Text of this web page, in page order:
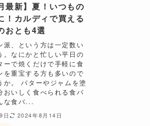
最新】夏！いつもの
！カルディで買える
おとも4選
派、という方は一定数い
。なにかと忙しい平日の
ーで焼くだけで手軽に食
を重宝する方も多いので
か。 バターやジャムを塗
おいしく食べられる食パ
な食パ...
日 2024年8月14日